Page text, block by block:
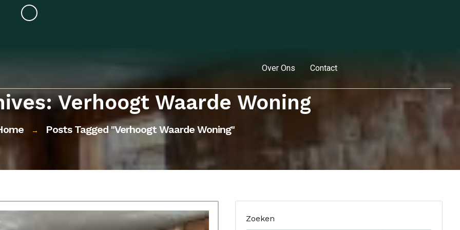
Over Ons Contact
Verhoogt Waarde Woning
→ Posts Tagged "verhoogt Waarde Woning"
Zoeken